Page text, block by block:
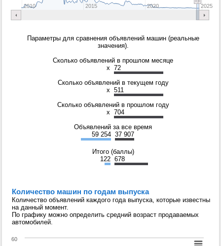
2010 2015 2020 2025
Параметры для сравнения объявлений машин (реальные
значения).
Сколько объявлений в прошлом месяце
x 72
Сколько объявлений в текущем году
x 511
Сколько объявлений в прошлом году
x 704
Объявлений за все время
59 254 37 907
Итого (баллы)
122 678
Количество машин по годам выпуска
Количество объявлений каждого года выпуска, которые известны
на данный момент.
По графику можно определить средний возраст продаваемых
автомобилей.
60